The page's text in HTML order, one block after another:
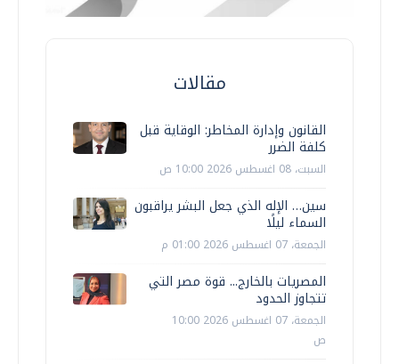
مقالات
القانون وإدارة المخاطر: الوقاية قبل
كلفة الضرر
السبت، 08 اغسطس 2026 10:00 ص
سين… الإله الذي جعل البشر يراقبون
السماء ليلًا
الجمعة، 07 اغسطس 2026 01:00 م
المصريات بالخارج... قوة مصر التي
تتجاوز الحدود
الجمعة، 07 اغسطس 2026 10:00
ص